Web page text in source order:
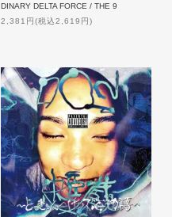
DINARY DELTA FORCE / THE 9
2,381円(税込2,619円)